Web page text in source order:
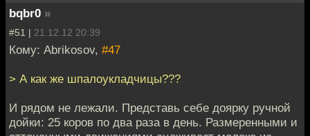
bqbr0 »
#51 | 21.12.12 20:39
Кому: Abrikosov, #47
> А как же шпалоукладчицы???
И рядом не лежали. Представь себе доярку ручной
дойки: 25 коров по два раза в день. Размеренными и